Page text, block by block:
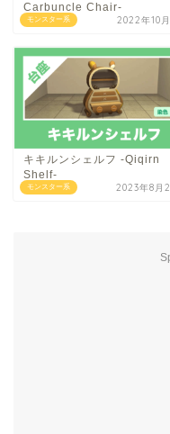
モンスター系
Carbuncle Chair-
2022年10
モンスター系
キキルンシェルフ -Qiqirn
Shelf-
2023年8月